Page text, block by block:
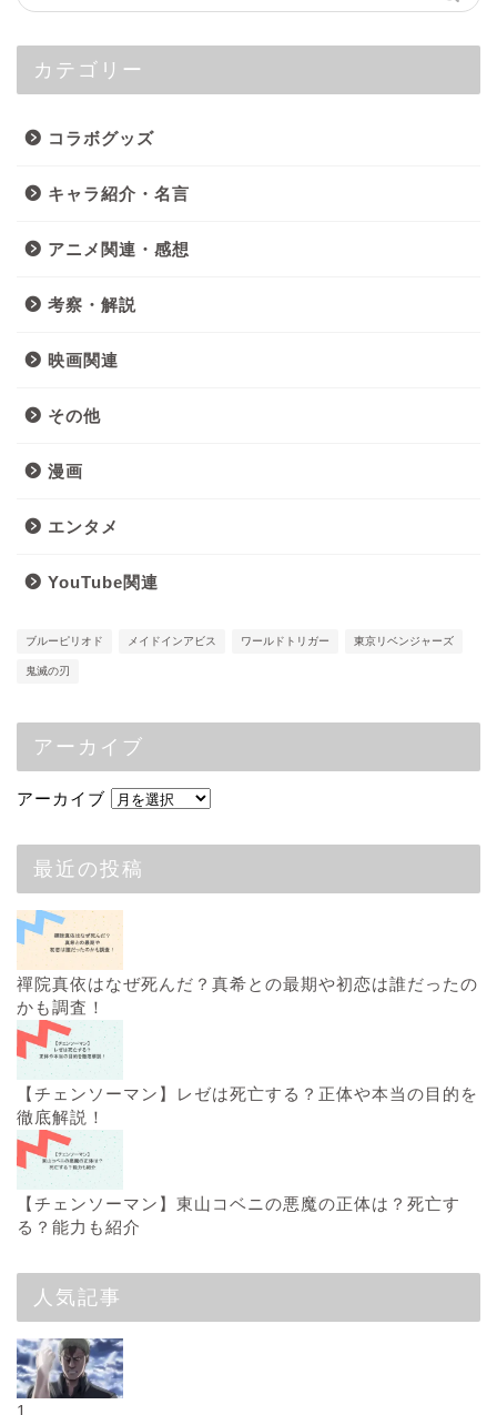
カテゴリー
コラボグッズ
キャラ紹介・名言
アニメ関連・感想
考察・解説
映画関連
その他
漫画
エンタメ
YouTube関連
ブルーピリオド メイドインアビス ワールドトリガー 東京リベンジャーズ
鬼滅の刃
アーカイブ
アーカイブ
最近の投稿
禪院真依はなぜ死んだ？真希との最期や初恋は誰だったの
かも調査！
【チェンソーマン】レゼは死亡する？正体や本当の目的を
徹底解説！
【チェンソーマン】東山コベニの悪魔の正体は？死亡す
る？能力も紹介
人気記事
1